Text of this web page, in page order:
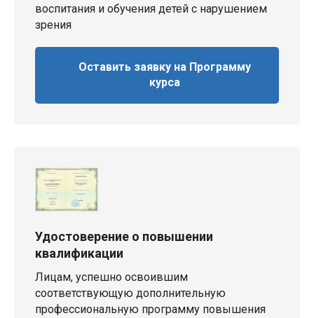
воспитания и обучения детей с нарушением
зрения
Оставить заявку на Программу
курса
Удостоверение о повышении
квалификации
Лицам, успешно освоившим
соответствующую дополнительную
профессиональную программу повышения